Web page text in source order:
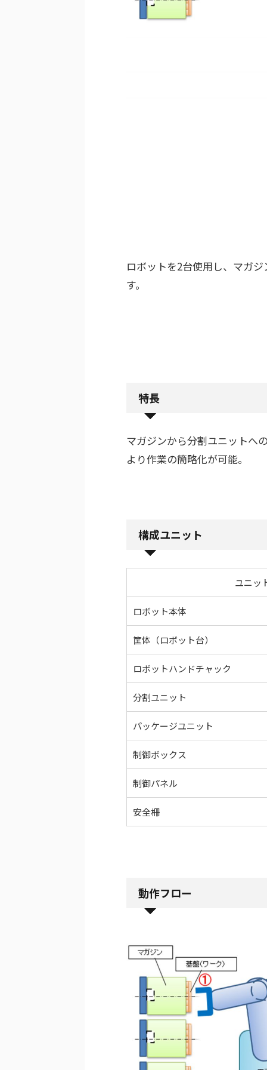
ロボットを2台使用し、マガ
す。
特長
マガジンから分割ユニットへ
より作業の簡略化が可能。
構成ユニット
ユニッ
ロボット本体
筐体（ロボット台）
ロボットハンドチャック
分割ユニット
パッケージユニット
制御ボックス
制御パネル
安全柵
動作フロー